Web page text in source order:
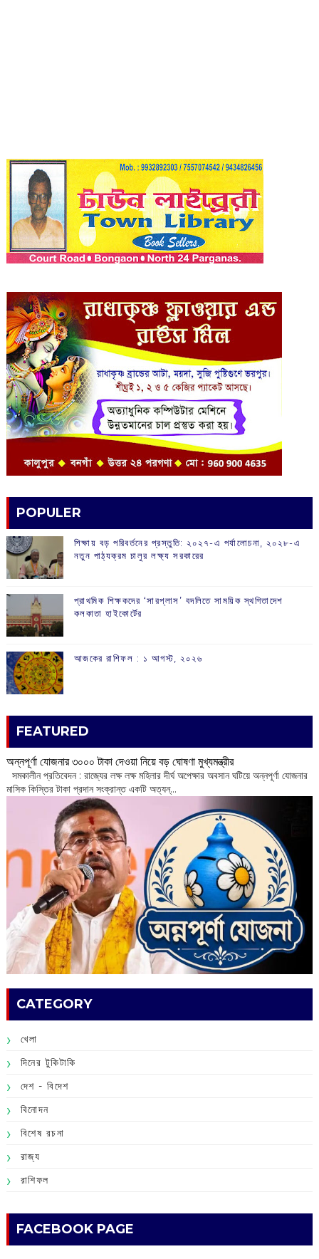
POPULER
শিক্ষায় বড় পরিবর্তনের প্রস্তুতি: ২০২৭-এ পর্যালোচনা, ২০২৮-এ
নতুন পাঠ্যক্রম চালুর লক্ষ্য সরকারের
প্রাথমিক শিক্ষকদের ‘সারপ্লাস’ বদলিতে সাময়িক স্থগিতাদেশ
কলকাতা হাইকোর্টের
আজকের রাশিফল :‌ ‌‌১ আগস্ট, ২০২৬
FEATURED
অন্নপূর্ণা যোজনার ৩০০০ টাকা দেওয়া নিয়ে বড় ঘোষণা মুখ্যমন্ত্রীর
সমকালীন প্রতিবেদন : রাজ্যের লক্ষ লক্ষ মহিলার দীর্ঘ অপেক্ষার অবসান ঘটিয়ে অন্নপূর্ণা যোজনার
মাসিক কিস্তির টাকা প্রদান সংক্রান্ত একটি অত্যন্...
CATEGORY
খেলা
দিনের টুকিটাকি
দেশ - বিদেশ
বিনোদন
বিশেষ রচনা
রাজ্য
রাশিফল
FACEBOOK PAGE